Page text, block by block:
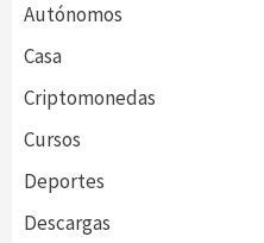
Autónomos
Casa
Criptomonedas
Cursos
Deportes
Descargas